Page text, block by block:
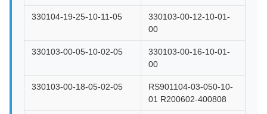
330104-19-25-10-11-05
330103-00-12-10-01-
00
330103-00-05-10-02-05
330103-00-16-10-01-
00
330103-00-18-05-02-05
RS901104-03-050-10-
01 R200602-400808